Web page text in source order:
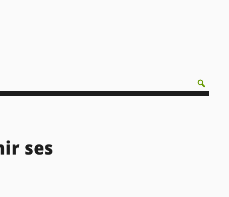
ses